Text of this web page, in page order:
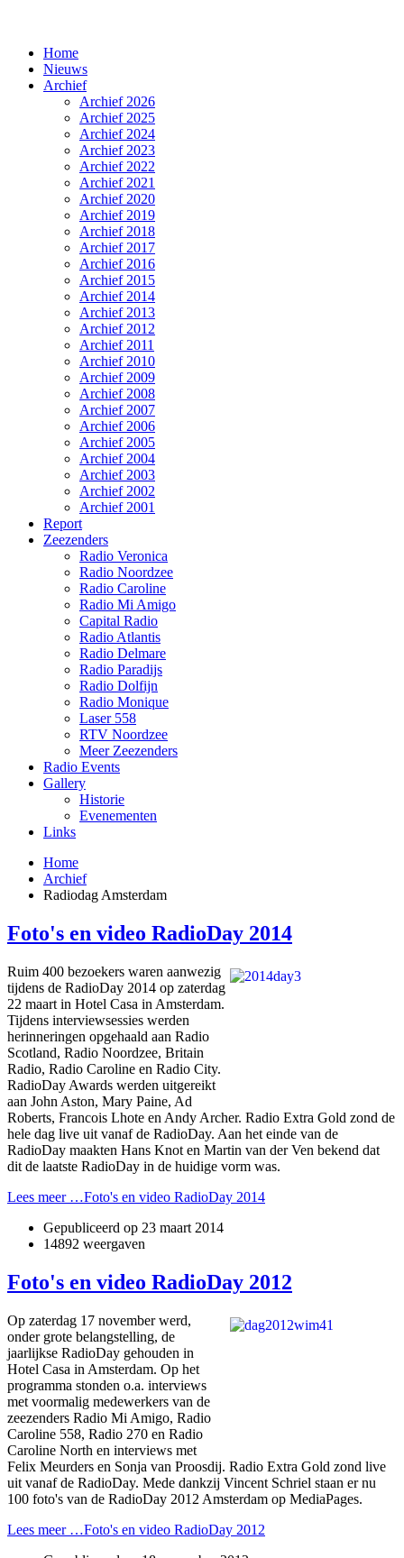
Home
Nieuws
Archief
Archief 2026
Archief 2025
Archief 2024
Archief 2023
Archief 2022
Archief 2021
Archief 2020
Archief 2019
Archief 2018
Archief 2017
Archief 2016
Archief 2015
Archief 2014
Archief 2013
Archief 2012
Archief 2011
Archief 2010
Archief 2009
Archief 2008
Archief 2007
Archief 2006
Archief 2005
Archief 2004
Archief 2003
Archief 2002
Archief 2001
Report
Zeezenders
Radio Veronica
Radio Noordzee
Radio Caroline
Radio Mi Amigo
Capital Radio
Radio Atlantis
Radio Delmare
Radio Paradijs
Radio Dolfijn
Radio Monique
Laser 558
RTV Noordzee
Meer Zeezenders
Radio Events
Gallery
Historie
Evenementen
Links
Home
Archief
Radiodag Amsterdam
Foto's en video RadioDay 2014
Ruim 400 bezoekers waren aanwezig
tijdens de RadioDay 2014 op zaterdag
22 maart in Hotel Casa in Amsterdam.
Tijdens interviewsessies werden
herinneringen opgehaald aan Radio
Scotland, Radio Noordzee, Britain
Radio, Radio Caroline en Radio City.
RadioDay Awards werden uitgereikt
aan John Aston, Mary Paine, Ad
Roberts, Francois Lhote en Andy Archer. Radio Extra Gold zond de
hele dag live uit vanaf de RadioDay. Aan het einde van de
RadioDay maakten Hans Knot en Martin van der Ven bekend dat
dit de laatste RadioDay in de huidige vorm was.
Lees meer …Foto's en video RadioDay 2014
Gepubliceerd op 23 maart 2014
14892 weergaven
Foto's en video RadioDay 2012
Op zaterdag 17 november werd,
onder grote belangstelling, de
jaarlijkse RadioDay gehouden in
Hotel Casa in Amsterdam. Op het
programma stonden o.a. interviews
met voormalig medewerkers van de
zeezenders Radio Mi Amigo, Radio
Caroline 558, Radio 270 en Radio
Caroline North en interviews met
Felix Meurders en Sonja van Proosdij. Radio Extra Gold zond live
uit vanaf de RadioDay. Mede dankzij Vincent Schriel staan er nu
100 foto's van de RadioDay 2012 Amsterdam op MediaPages.
Lees meer …Foto's en video RadioDay 2012